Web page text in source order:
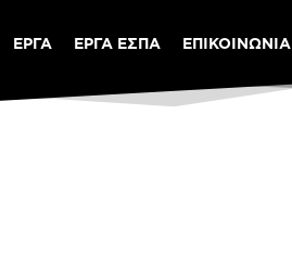
ΕΡΓΑ ΕΡΓΑ ΕΣΠΑ ΕΠΙΚΟΙΝΩΝΙΑ